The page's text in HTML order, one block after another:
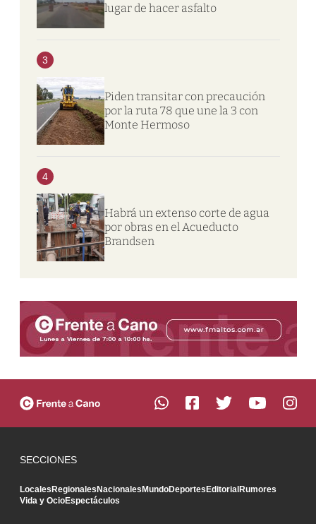
lugar de hacer asfalto
3
Piden transitar con precaución
por la ruta 78 que une la 3 con
Monte Hermoso
4
Habrá un extenso corte de agua
por obras en el Acueducto
Brandsen
SECCIONES
LocalesRegionalesNacionalesMundoDeportesEditorialRumores
Vida y OcioEspectáculos